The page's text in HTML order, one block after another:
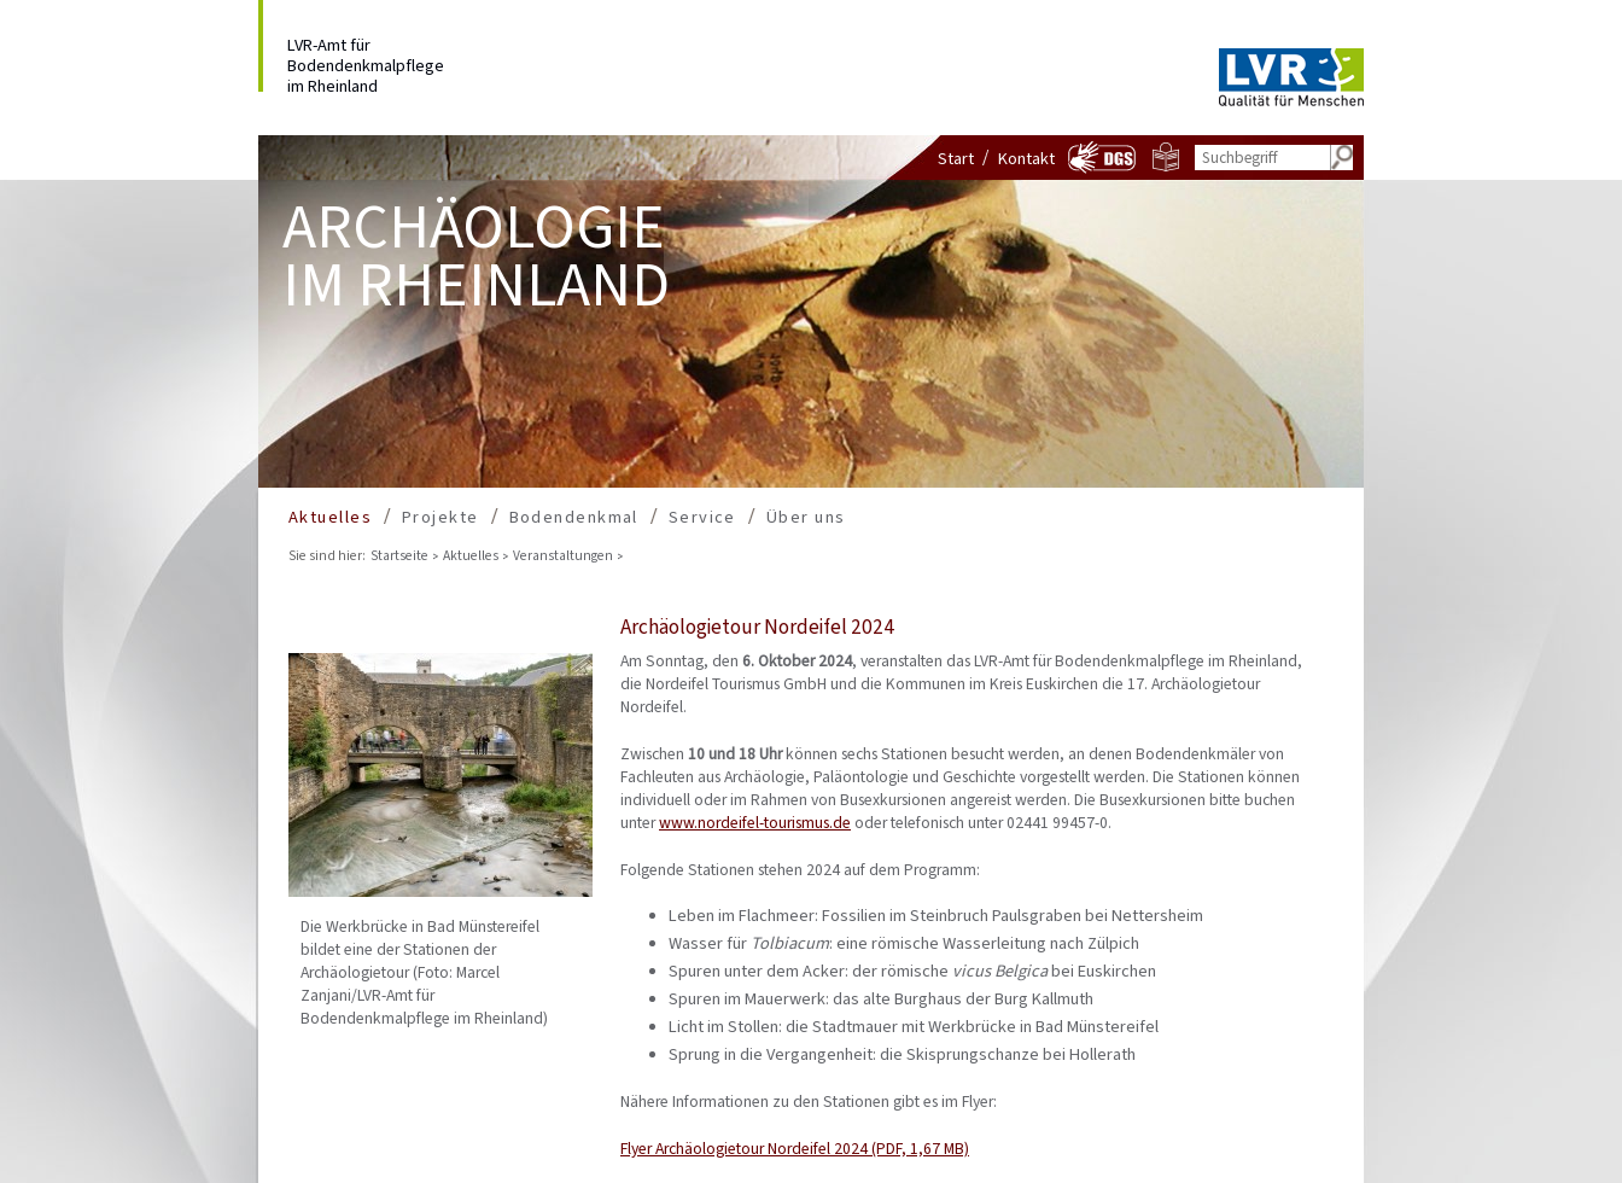
LVR-Amt für
Bodendenkmalpflege
im Rheinland
Start Kontakt
ARCHÄOLOGIE
IM RHEINLAND
Aktuelles Projekte Bodendenkmal Service Über uns
Sie sind hier: Startseite Aktuelles Veranstaltungen
Archäologietour Nordeifel 2024
Die Werkbrücke in Bad Münstereifel
bildet eine der Stationen der
Archäologietour (Foto: Marcel
Zanjani/LVR-Amt für
Bodendenkmalpflege im Rheinland)
Am Sonntag, den 6. Oktober 2024, veranstalten das LVR-Amt für Bodendenkmalpflege im Rheinland,
die Nordeifel Tourismus GmbH und die Kommunen im Kreis Euskirchen die 17. Archäologietour
Nordeifel.
Zwischen 10 und 18 Uhrkönnen sechs Stationen besucht werden, an denen Bodendenkmäler von
Fachleuten aus Archäologie, Paläontologie und Geschichte vorgestellt werden. Die Stationen können
individuell oder im Rahmen von Busexkursionen angereist werden. Die Busexkursionen bitte buchen
unterwww.nordeifel-tourismus.de oder telefonisch unter 02441 99457-0.
Folgende Stationen stehen 2024 auf dem Programm:
Leben im Flachmeer: Fossilien im Steinbruch Paulsgraben bei Nettersheim
Wasser für Tolbiacum: eine römische Wasserleitung nach Zülpich
Spuren unter dem Acker: der römische vicus Belgicabei Euskirchen
Spuren im Mauerwerk: das alte Burghaus der Burg Kallmuth
Licht im Stollen: die Stadtmauer mit Werkbrücke in Bad Münstereifel
Sprung in die Vergangenheit: die Skisprungschanze bei Hollerath
Nähere Informationen zu den Stationen gibt es im Flyer:
Flyer Archäologietour Nordeifel 2024 (PDF, 1,67 MB)